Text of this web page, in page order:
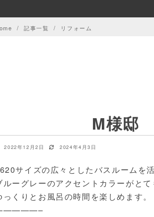
記事一覧 リフォーム
M様邸
2022年12月2日 2024年4月3日
サイズの広々としたバスルームを
ルーグレーのアクセントカラーがとて
っくりとお風呂の時間を楽しめます。